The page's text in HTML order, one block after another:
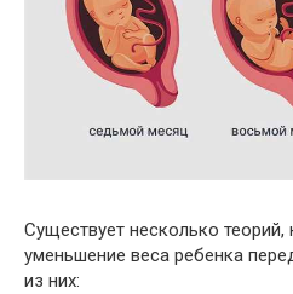
Существует несколько
уменьшение веса ребенка
из них: